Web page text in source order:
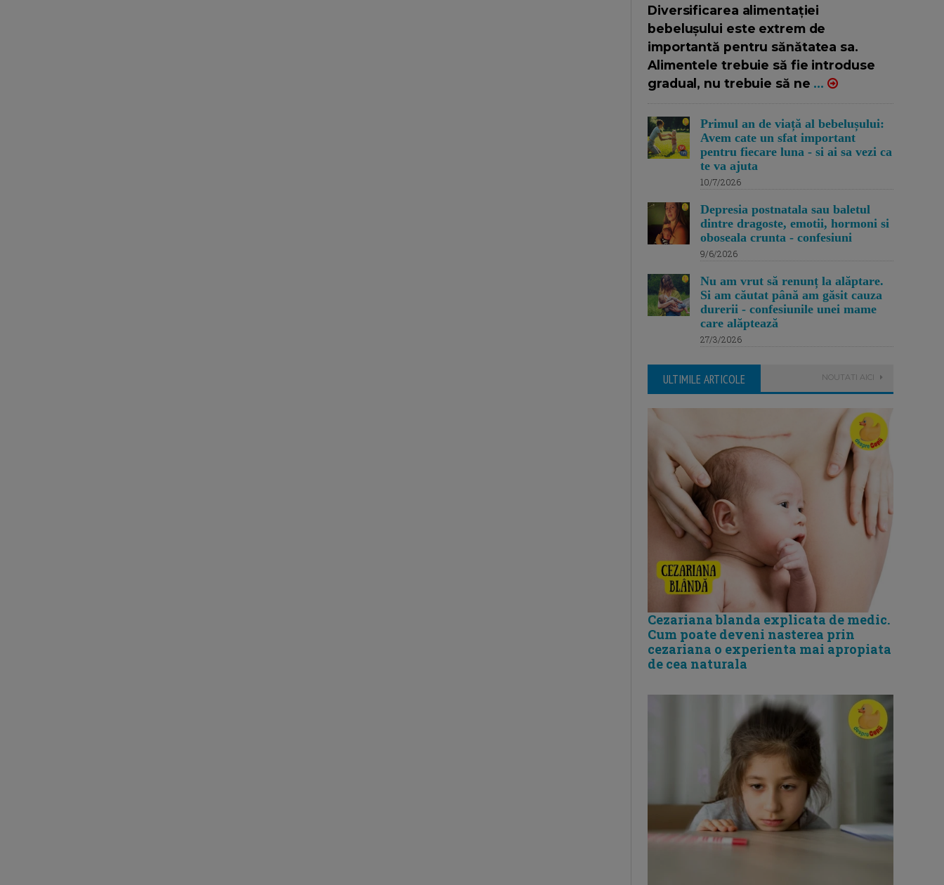
Diversificarea alimentației
bebelușului este extrem de
importantă pentru sănătatea sa.
Alimentele trebuie să fie introduse
gradual, nu trebuie să ne ...
Primul an de viață al bebelușului:
Avem cate un sfat important
pentru fiecare luna - si ai sa vezi ca
te va ajuta
10/7/2026
Depresia postnatala sau baletul
dintre dragoste, emotii, hormoni si
oboseala crunta - confesiuni
9/6/2026
Nu am vrut să renunț la alăptare.
Si am căutat până am găsit cauza
durerii - confesiunile unei mame
care alăptează
27/3/2026
ULTIMILE ARTICOLE NOUTATI AICI
Cezariana blanda explicata de medic.
Cum poate deveni nasterea prin
cezariana o experienta mai apropiata
de cea naturala